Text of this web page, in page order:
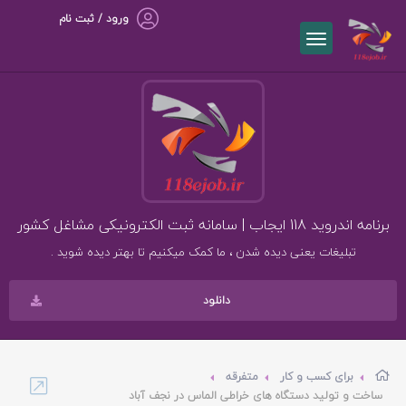
ورود / ثبت نام
برنامه اندروید 118 ایجاب | سامانه ثبت الکترونیکی مشاغل کشور
تبلیغات یعنی دیده شدن ، ما کمک میکنیم تا بهتر دیده شوید .
دانلود
برای کسب و کار
متفرقه
ساخت و تولید دستگاه های خراطی الماس در نجف آباد